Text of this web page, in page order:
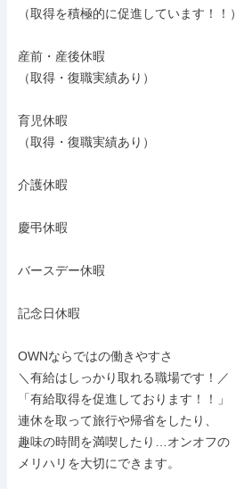
（取得を積極的に促進しています！！）
産前・産後休暇
（取得・復職実績あり）
育児休暇
（取得・復職実績あり）
介護休暇
慶弔休暇
バースデー休暇
記念日休暇
OWNならではの働きやすさ
＼有給はしっかり取れる職場です！／
「有給取得を促進しております！！」
連休を取って旅行や帰省をしたり、
趣味の時間を満喫したり…オンオフの
メリハリを大切にできます。